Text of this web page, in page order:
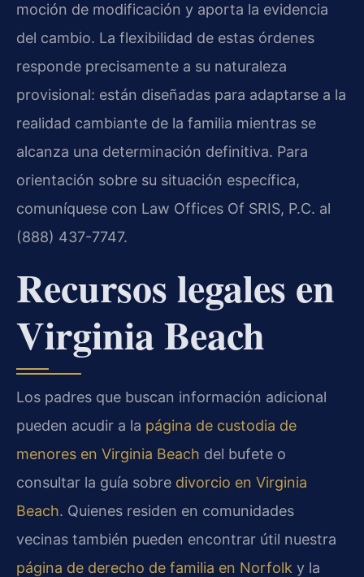
moción de modificación y aporta la evidencia
del cambio. La flexibilidad de estas órdenes
responde precisamente a su naturaleza
provisional: están diseñadas para adaptarse a la
realidad cambiante de la familia mientras se
alcanza una determinación definitiva. Para
orientación sobre su situación específica,
comuníquese con Law Offices Of SRIS, P.C. al
(888) 437-7747.
Recursos legales en
Virginia Beach
Los padres que buscan información adicional
pueden acudir a la página de custodia de
menores en Virginia Beach del bufete o
consultar la guía sobre divorcio en Virginia
Beach. Quienes residen en comunidades
vecinas también pueden encontrar útil nuestra
página de derecho de familia en Norfolk y la